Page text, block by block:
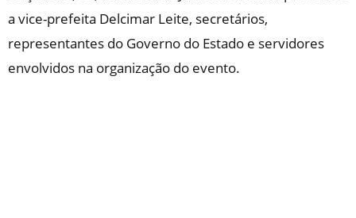
a vice-prefeita Delcimar Leite, secretários,
representantes do Governo do Estado e servidores
envolvidos na organização do evento.